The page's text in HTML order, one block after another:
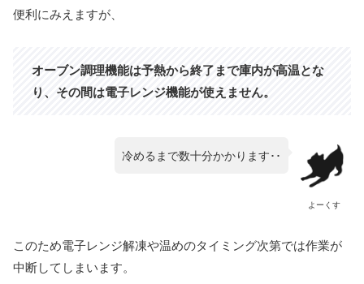
便利にみえますが、
オーブン調理機能は予熱から終了まで庫内が高温とな
り、その間は電子レンジ機能が使えません。
よーくす
冷めるまで数十分かかります･･
このため電子レンジ解凍や温めのタイミング次第では作業が
中断してしまいます。